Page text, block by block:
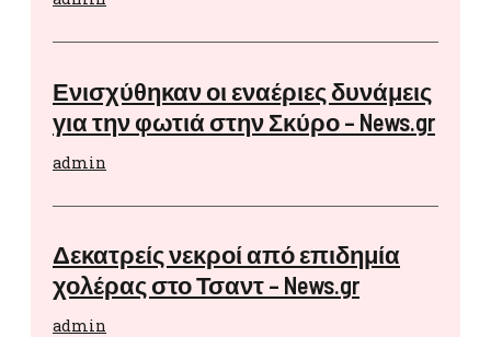
Ενισχύθηκαν οι εναέριες δυνάμεις
για την φωτιά στην Σκύρο – News.gr
admin
Δεκατρείς νεκροί από επιδημία
χολέρας στο Τσαντ – News.gr
admin